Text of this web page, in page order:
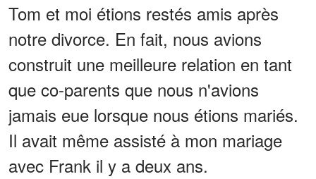
Tom et moi étions restés amis après
notre divorce. En fait, nous avions
construit une meilleure relation en tant
que co-parents que nous n'avions
jamais eue lorsque nous étions mariés.
Il avait même assisté à mon mariage
avec Frank il y a deux ans.